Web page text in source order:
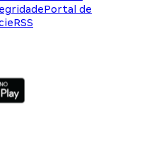
Portal de
RSS